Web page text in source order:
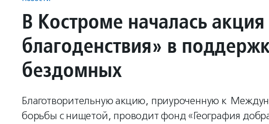
В Костроме началась
благоденствия» в
бездомных
Благотворительную акцию, приуроченную к
борьбы с нищетой, проводит фонд «География